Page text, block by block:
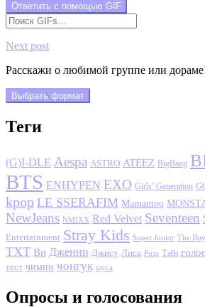
Ответить с помощью GIF
Next post
Расскажи о любимой группе или
Выбрать формат
Теги
(G)I-DLE Aespa ASTRO ATEEZ BigBang
BTS ENHYPEN EXO Girls’ Generation
kpop LE SSERAFIM Mamamoo
NewJeans NMIXX Red Velvet Seventeen
Entertainment Stray Kids Super Junior The
TXT Ви Дженни Джису Лиса Розэ Тэён
тест чимин чонгук шуга
Опросы и голосования